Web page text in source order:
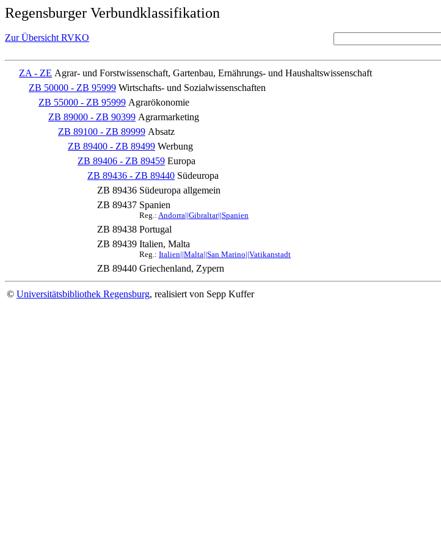
Regensburger Verbundklassifikation
Zur Übersicht RVKO
ZA - ZE Agrar- und Forstwissenschaft, Gartenbau, Ernährungs- und Haushaltswissenschaft
ZB 50000 - ZB 95999 Wirtschafts- und Sozialwissenschaften
ZB 55000 - ZB 95999 Agrarökonomie
ZB 89000 - ZB 90399 Agrarmarketing
ZB 89100 - ZB 89999 Absatz
ZB 89400 - ZB 89499 Werbung
ZB 89406 - ZB 89459 Europa
ZB 89436 - ZB 89440 Südeuropa
ZB 89436 Südeuropa allgemein
ZB 89437 Spanien
Reg.: Andorra||Gibraltar||Spanien
ZB 89438 Portugal
ZB 89439 Italien, Malta
Reg.: Italien||Malta||San Marino||Vatikanstadt
ZB 89440 Griechenland, Zypern
© Universitätsbibliothek Regensburg, realisiert von Sepp Kuffer